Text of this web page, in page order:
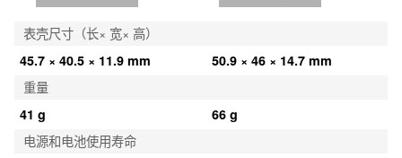
表壳尺寸（长× 宽× 高）
45.7 × 40.5 × 11.9 mm
50.9 × 46 × 14.7 mm
重量
41 g
66 g
电源和电池使用寿命